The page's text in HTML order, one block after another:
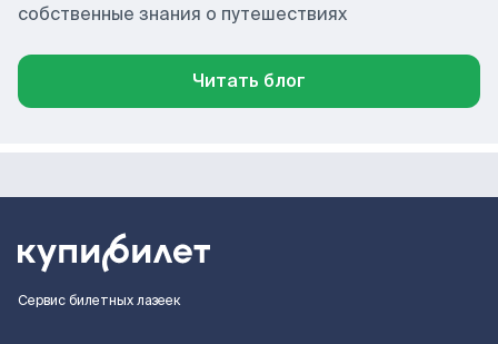
собственные знания о путешествиях
Читать блог
Сервис билетных лазеек